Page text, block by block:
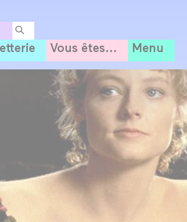
Vous êtes... Menu